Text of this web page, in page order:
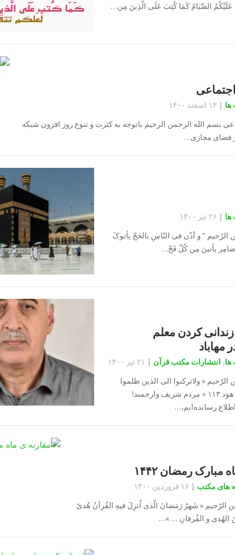
عَلَيْكُمُ الصِّيَامُ كَمَا كُتِبَ عَلَى الَّذِينَ مِن…
ها |۱۳ اسفند ۱۴۰۰
بسم الله الرحمن الرحیم باتوجه به کثرت و تنوع روز افزون شبکه
فضای مجازی…
ها | ۲۶ تیر ۱۴۰۰
الرّحیم ” و أذّن فی النّاسِ بالحَجّ یأتوکَ
یأتینَ مِن كُلّ فَجّ…
کردن معلم
مهاباد
ها, انتشارات مکتب قرآن | ۲۱ تیر ۱۴۰۰
« ولاترکنوا الی الذین ظلموا
فتمسّکم النارُ… هود ۱۱۳ » مردم شریف وارجمند!
رساندەایم،…
مبارک رمضان ۱۴۴۲
های مکتب | ۱۶ فروردین ۱۴۰۰
الرّحیم « شَهرُ رَمَضانَ الّذی اُنزِلَ فیهِ القُرآنُ هُدیً
الهُدی و الفُرقانِ … »…